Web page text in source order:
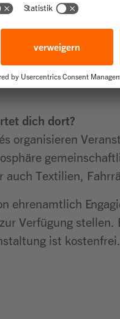
fachkundiger
wären.
an
dich dort?
organisieren
Textilien,
ehrenamtlich
Verfügung stellen.
ist kostenfrei.